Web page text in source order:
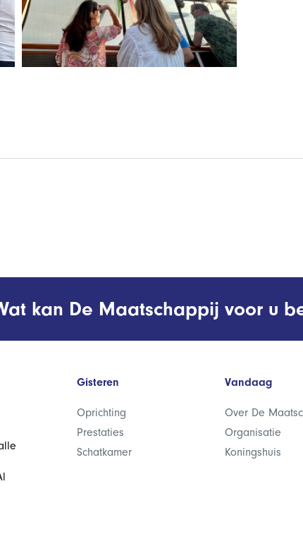
kan De Maatschappij voor u
Gisteren
Oprichting
Prestaties
Schatkamer
Vandaag
Over De
Organisatie
Koningshuis